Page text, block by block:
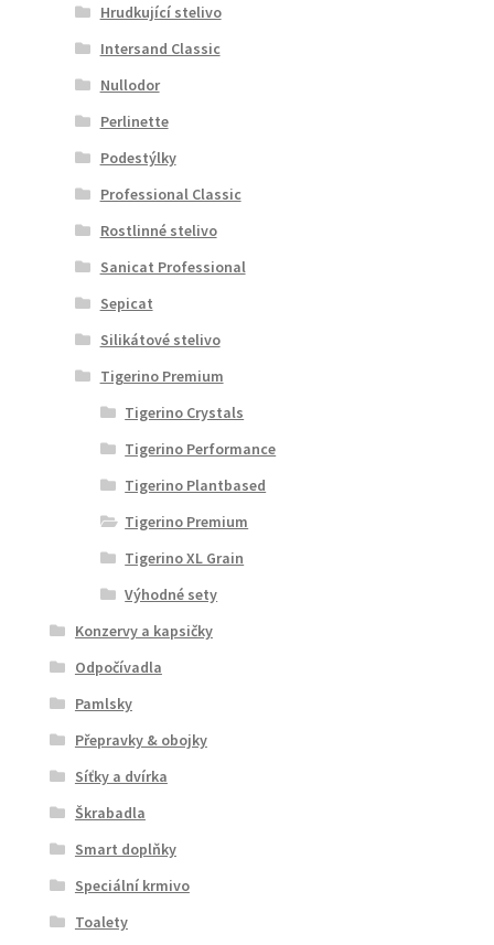
Hrudkující stelivo
Intersand Classic
Nullodor
Perlinette
Podestýlky
Professional Classic
Rostlinné stelivo
Sanicat Professional
Sepicat
Silikátové stelivo
Tigerino Premium
Tigerino Crystals
Tigerino Performance
Tigerino Plantbased
Tigerino Premium
Tigerino XL Grain
Výhodné sety
Konzervy a kapsičky
Odpočívadla
Pamlsky
Přepravky & obojky
Síťky a dvírka
Škrabadla
Smart doplňky
Speciální krmivo
Toalety